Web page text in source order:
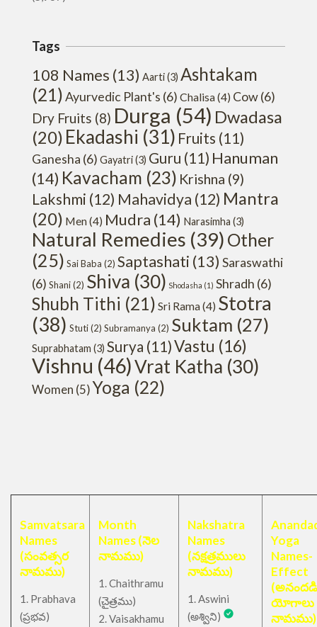
Tags
108 Names (13) Aarti(3) Ashtakam
(21)Ayurvedic Plant's (6) Chalisa(4) Cow(6)
Dry Fruits (8) Durga (54) Dwadasa
(20) Ekadashi (31) Fruits (11)
Ganesha (6) Gayatri(3) Guru (11) Hanuman
(14) Kavacham (23) Krishna (9)
Lakshmi (12) Mahavidya (12) Mantra
(20) Men(4) Mudra (14) Narasimha (3)
Natural Remedies (39) Other
(25) Sai Baba (2) Saptashati (13) Saraswathi
(6) Shani(2) Shiva (30) Shodasha (1) Shradh (6)
Shubh Tithi (21) Sri Rama(4) Stotra
(38) Stuti(2) Subramanya (2) Suktam (27)
Suprabhatam (3) Surya (11)Vastu (16)
Vishnu (46)Vrat Katha (30)
Women (5)Yoga (22)
Samvatsara
Names
(సంవత్సర
నామము)
1. Prabhava
(ప్రభవ)
Month
Names (నెల
నామము)
1. Chaithramu
(చైత్రము)
2. Vaisakhamu
Nakshatra
Names
(నక్షత్రములు
నామము)
1. Aswini
(అశ్విని)
Yoga
Names-
Effect
(అనందడి
యోగాలు
నామము)